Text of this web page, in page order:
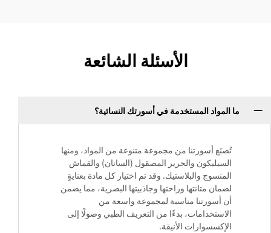
الأسئلة الشائعة
ما المواد المستخدمة في أسورتك النسائية؟
تُصنَع أسورتنا من مجموعة متنوعة من المواد، ومنها
السيليكون والحرير المصقول (الساتان) والقماش
المنسوج والبلاستيك. وقد تم اختيار كل مادة بعنايةٍ
لضمان متانتها وراحتها وجاذبيتها البصرية، مما يضمن
أن أسورتنا مناسبة لمجموعة واسعة من
الاستخدامات، بدءًا من التعريف الطبي وصولًا إلى
الإكسسوارات الأنيقة.